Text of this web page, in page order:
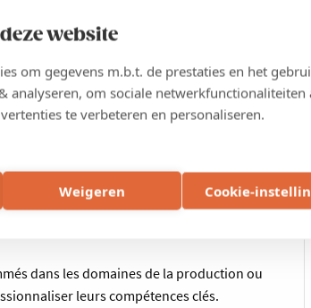
website
om gegevens m.b.t. de prestaties en het
analyseren, om sociale netwerkfunctionaliteiten
te verbeteren en personaliseren.
Weigeren Cookie-
dans les domaines de la production ou
leurs compétences clés.